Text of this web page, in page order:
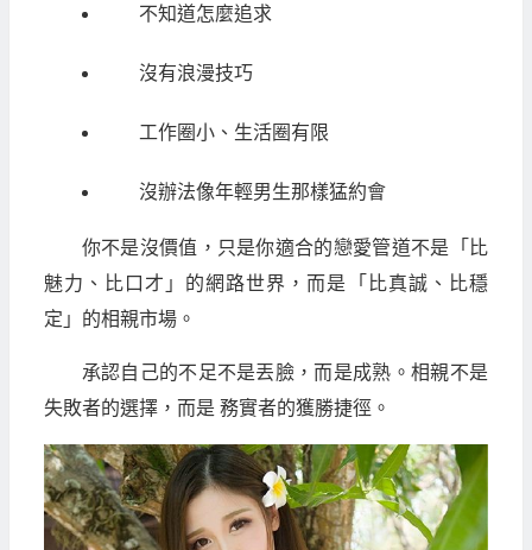
不知道怎麼追求
沒有浪漫技巧
工作圈小、生活圈有限
沒辦法像年輕男生那樣猛約會
你不是沒價值，只是你適合的戀愛管道不是「比
魅力、比口才」的網路世界，而是「比真誠、比穩
定」的相親市場。
承認自己的不足不是丟臉，而是成熟。相親不是
失敗者的選擇，而是 務實者的獲勝捷徑。